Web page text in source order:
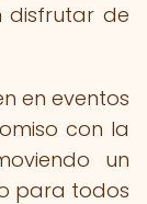
disfrutar de
en eventos
con la
un
para todos